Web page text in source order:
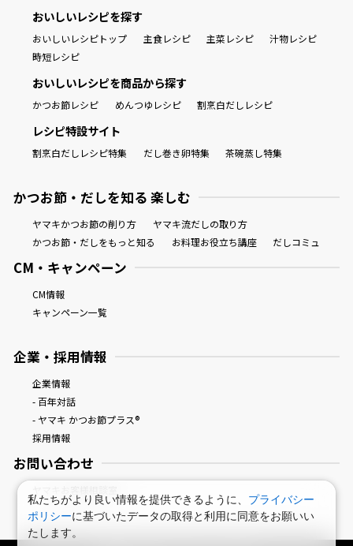
おいしいレシピを探す
おいしいレシピトップ 主食レシピ 主菜レシピ
汁物レシピ
時短レシピ
おいしいレシピを商品から探す
かつお節レシピ めんつゆレシピ 割烹白だしレシピ
レシピ特設サイト
割烹白だしレシピ特集 だし巻き卵特集 茶碗蒸し特集
かつお節・だしを知る 楽しむ
ヤマキかつお節の削り方
ヤマキ流だしの取り方
かつお節・だしをもっと知る
お料理お役立ち講座 だしコミュ
CM・キャンペーン
CM情報
キャンペーン一覧
企業・採用情報
企業情報
- 百年対話
- ヤマキ かつお節プラス®
採用情報
お問い合わせ
私たちがより良い情報を提供できるように、 プライバシー
ポリシーに基づいたデータの取得と利用に同意をお願いい
たします。